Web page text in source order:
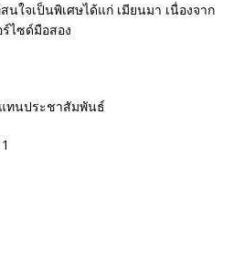
ใจเป็นพิเศษได้แก่ เมียนมา เนื่องจาก
ไซด์มือสอง
ทนประชาสัมพันธ์